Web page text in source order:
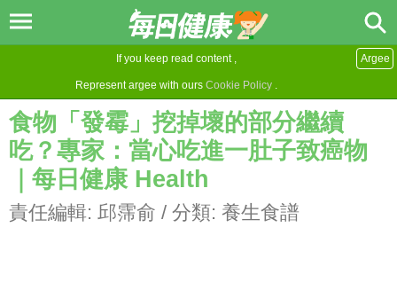
If you keep read content ,
Represent argee with ours Cookie Policy .
Argee
食物「發霉」挖掉壞的部分繼續
吃？專家：當心吃進一肚子致癌物
｜每日健康 Health
責任編輯: 邱霈俞 / 分類: 養生食譜